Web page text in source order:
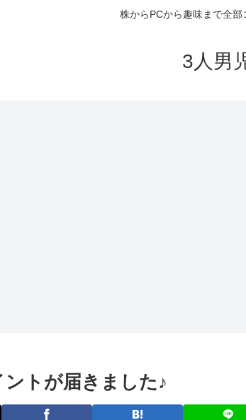
株からPCから趣味まで全
3人男
トが届きました♪